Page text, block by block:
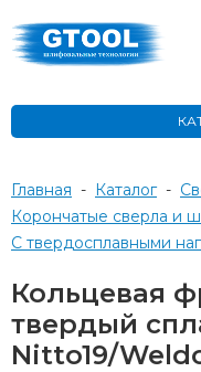
Главная - Каталог -
Корончатые сверла и
с твердосплавными
Кольцевая
твердый
Nitto19/